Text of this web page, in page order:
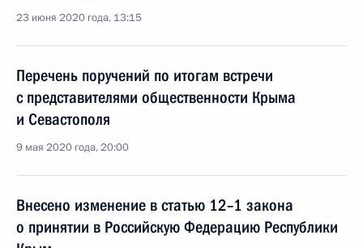
23 июня 2020 года, 13:15
Перечень поручений по итогам встречи
с представителями общественности Крыма
и Севастополя
9 мая 2020 года, 20:00
Внесено изменение в статью 12–1 закона
о принятии в Российскую Федерацию Республики